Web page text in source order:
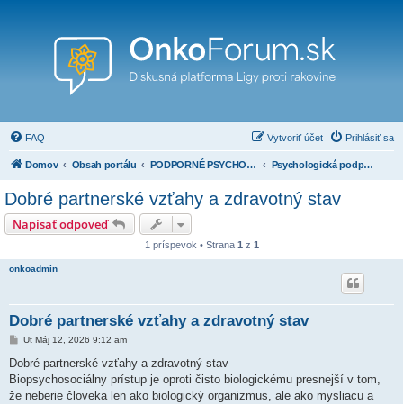
FAQ Prihlásiť sa
Vytvoriť účet
Domov Obsah portálu PODPORNÉ PSYCHOLOGICKÉ PRÍSPEVKY Psychologická podpora: Myšlienky a rady, ako si udržať vnútornú silu
Dobré partnerské vzťahy a zdravotný stav
Napísať odpoveď
1 príspevok • Strana 1 z 1
onkoadmin
Dobré partnerské vzťahy a zdravotný stav
P
í
p
e
Ut Máj 12, 2026 9:12 am
​Dobré partnerské vzťahy a zdravotný stav
​Biopsychosociálny prístup je oproti čisto biologickému presnejší v tom,
že neberie človeka len ako biologický organizmus, ale ako mysliacu a